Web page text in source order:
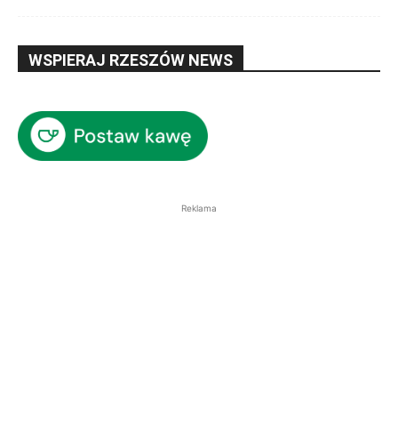
WSPIERAJ RZESZÓW NEWS
Reklama